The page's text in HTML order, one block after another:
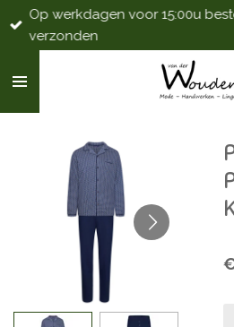
Ga
direct
de
Op werkdagen voor 15:00u
verzonden